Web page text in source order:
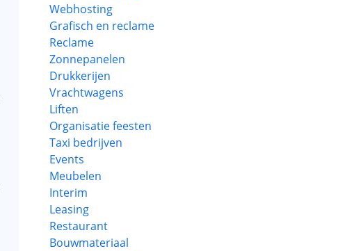
Webhosting
Grafisch en reclame
Reclame
Zonnepanelen
Drukkerijen
Vrachtwagens
Liften
Organisatie feesten
Taxi bedrijven
Events
Meubelen
Interim
Leasing
Restaurant
Bouwmateriaal